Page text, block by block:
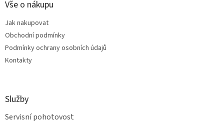
Vše o nákupu
Jak nakupovat
Obchodní podmínky
Podmínky ochrany osobních údajů
Kontakty
Služby
Servisní pohotovost